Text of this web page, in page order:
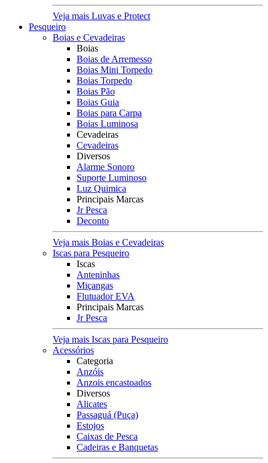
Veja mais Luvas e Protect
Pesqueiro
Boias e Cevadeiras
Boias
Boias de Arremesso
Boias Mini Torpedo
Boias Torpedo
Boias Pão
Boias Guia
Boias para Carpa
Boias Luminosa
Cevadeiras
Cevadeiras
Diversos
Alarme Sonoro
Suporte Luminoso
Luz Quimica
Principais Marcas
Jr Pesca
Deconto
Veja mais Boias e Cevadeiras
Iscas para Pesqueiro
Iscas
Anteninhas
Miçangas
Flutuador EVA
Principais Marcas
Jr Pesca
Veja mais Iscas para Pesqueiro
Acessórios
Categoria
Anzóis
Anzois encastoados
Diversos
Alicates
Passaguá (Puça)
Estojos
Caixas de Pesca
Cadeiras e Banquetas